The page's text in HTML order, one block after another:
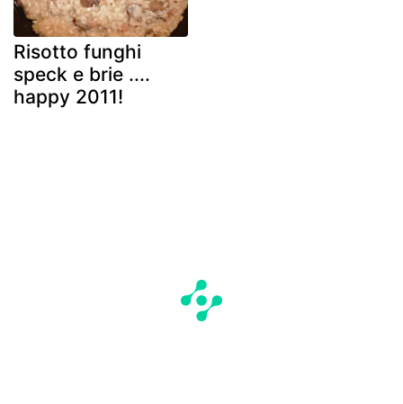
Risotto funghi
speck e brie ....
happy 2011!